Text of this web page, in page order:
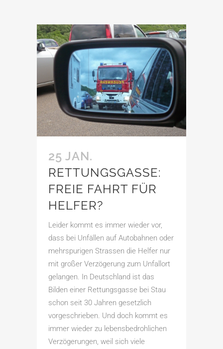
25 JAN.
RETTUNGSGASSE:
FREIE FAHRT FÜR
HELFER?
Leider kommt es immer wieder vor,
dass bei Unfällen auf Autobahnen oder
mehrspurigen Strassen die Helfer nur
mit großer Verzögerung zum Unfallort
gelangen. In Deutschland ist das
Bilden einer Rettungsgasse bei Stau
schon seit 30 Jahren gesetzlich
vorgeschrieben. Und doch kommt es
immer wieder zu lebensbedrohlichen
Verzögerungen, weil sich viele